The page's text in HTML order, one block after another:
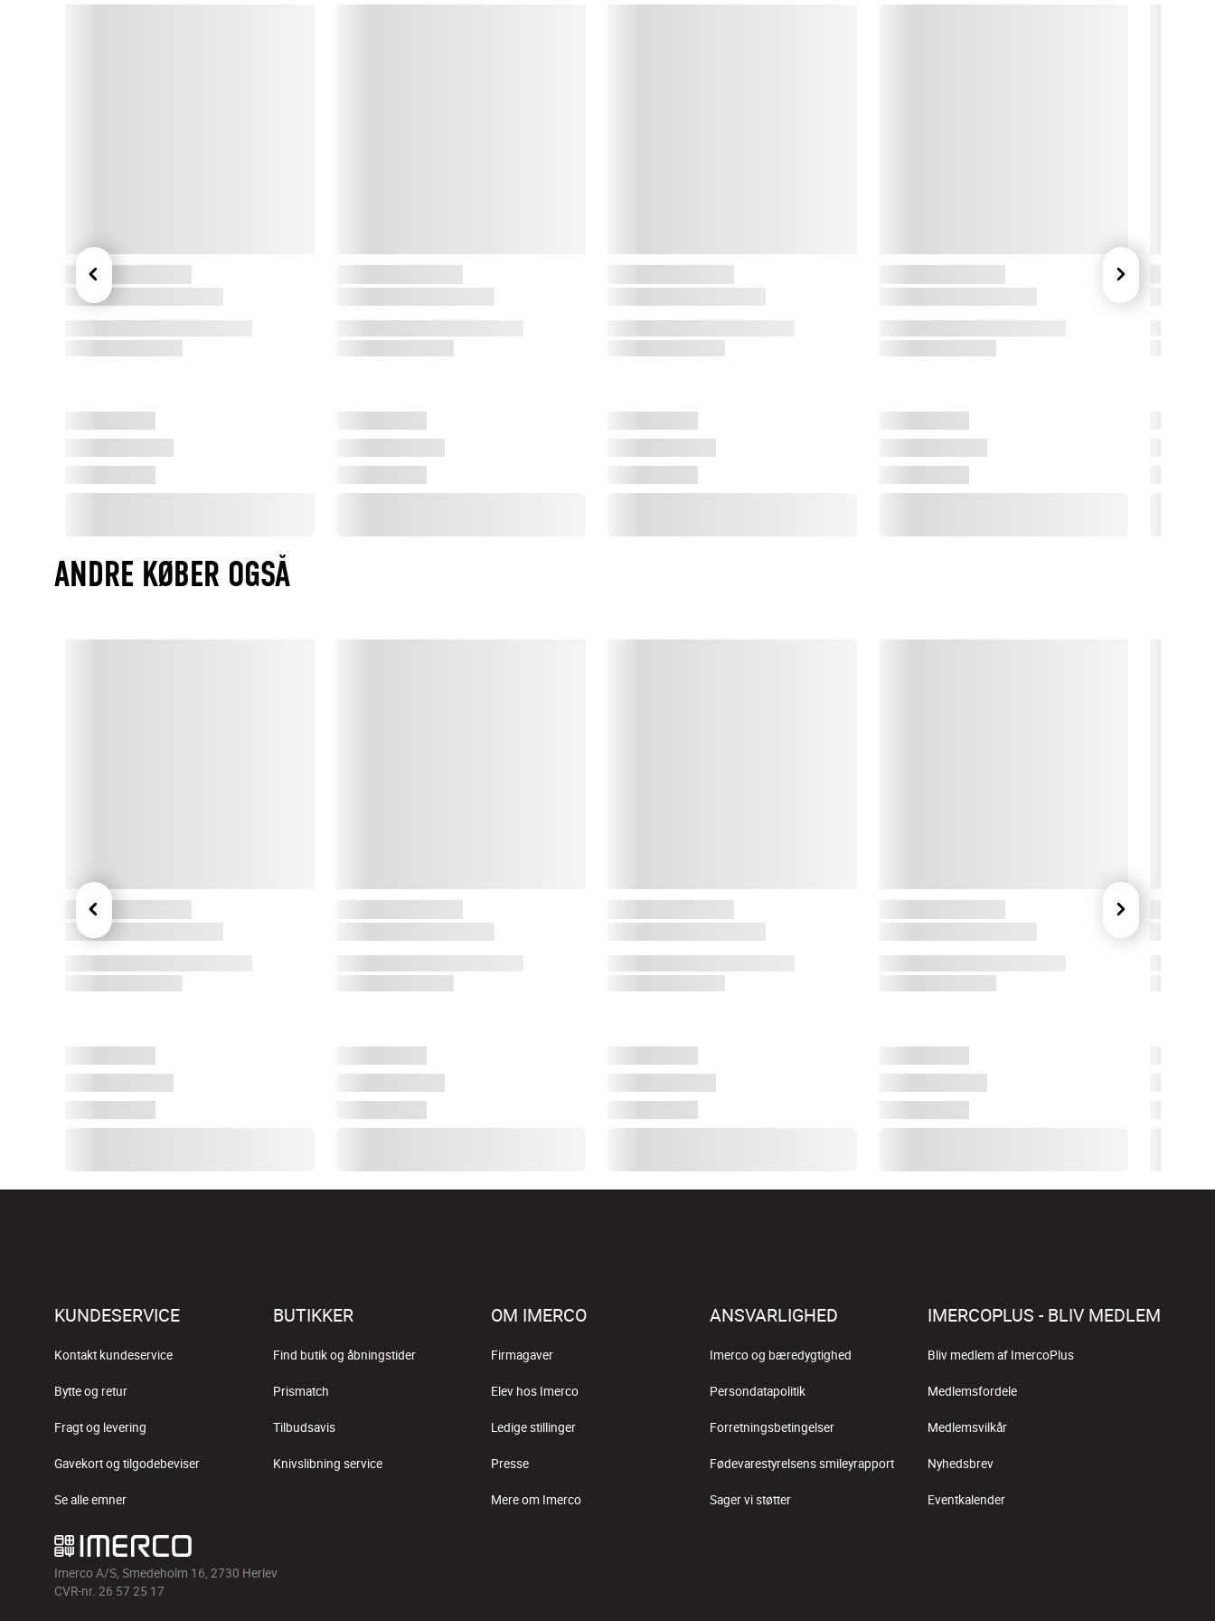
ANDRE KØBER OGSÅ
KUNDESERVICE
Kontakt kundeservice
Bytte og retur
Fragt og levering
Gavekort og tilgodebeviser
Se alle emner
BUTIKKER
Find butik og åbningstider
Prismatch
Tilbudsavis
Knivslibning service
OM IMERCO
Firmagaver
Elev hos Imerco
Ledige stillinger
Presse
Mere om Imerco
ANSVARLIGHED
Imerco og bæredygtighed
Persondatapolitik
Forretningsbetingelser
Fødevarestyrelsens smileyrapport
Sager vi støtter
IMERCOPLUS - BLIV MEDLEM
Bliv medlem af ImercoPlus
Medlemsfordele
Medlemsvilkår
Nyhedsbrev
Eventkalender
Imerco A/S, Smedeholm 16, 2730 Herlev
CVR-nr. 26 57 25 17